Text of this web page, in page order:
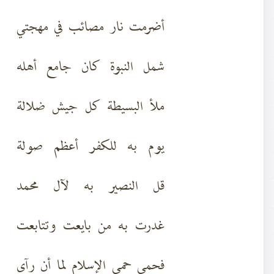
أضرمت نار مصائب في مهجتي
شمل النبوة كان جامع أهله
ملأ البسيطة كل جيش ضلالة
يوم به للكفر أعظم صولة
قل النصير به لآل محمد
غدرت به من بايعت وتتابعت
فحمى حمى الإسلام لما أن رآى